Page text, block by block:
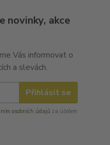
novinky, akce
Vás informovat o
a slevách.
Přihlásit se
osobních údajů za účelem